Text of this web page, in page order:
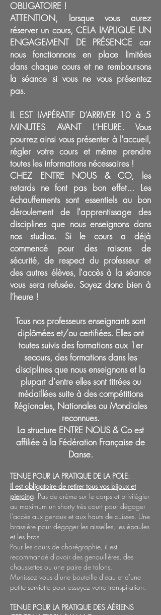
OBLIGATOIRE !
ATTENTION, lorsque vous aurez
réserver un cours, CELA IMPLIQUE UN
ENGAGEMENT DE PRÉSENCE car
nous fonctionnons en place limitées
dans chaque cours et ne remboursons
la séance si vous ne vous présentez
pas.
IL EST IMPÉRATIF D’ARRIVER 10 à 5
MINUTES AVANT L’HEURE. Vous
pourrez ainsi vous présenter à l'accueil,
régler votre cours et même prendre
toutes les informations nécessaires !
CHEZ ENTRE NOUS & CO, les
retards ne font pas bon effet... Les
échauffements sont essentiels au bon
déroulement de l'apprentissage des
disciplines que nous enseignons dans
nos studios. Si le cours a déjà
commencé pour des raisons de
sécurité, de respect du professeur et
des autres élèves, l'accès à la séance
vous sera refusée. Soyez donc bien à
l’heure !
Tous nos professeurs enseignants sont
diplômées et/ou certifiées. Elles ont
toutes suivis des formations aux 1er
secours, des formations dans les
disciplines que nous enseignons et la
plupart d'entre elles sont titrées ou
médaillées suite à des compétitions
Régionales, Nationales ou Mondiales
reconnues.
La structure ENTRE NOUS & Co est
affiliée à la Fédération Française de
Danse.
TENUE POUR LA PRATIQUE DE LA POLE:
Il est obligatoire de retirer tous vos bijoux et
piercing. Pas de crème sur le corps et privilégier
au maximum un shorty très court pour dégager
l'accès aux genoux et aux hauts de cuisses. Une
brassière pour dégager les aisselles, les épaules
et les bras.
Pour les cours de chorégraphie, il est
recommandé d'avoir des genouillères, des
chaussettes ou une paire de talons.
Munissez vous d'une bouteille d'eau et d'une
petite serviette pour essuyez votre transpiration.
TENUE POUR LA PRATIQUE DES AÉRIENS